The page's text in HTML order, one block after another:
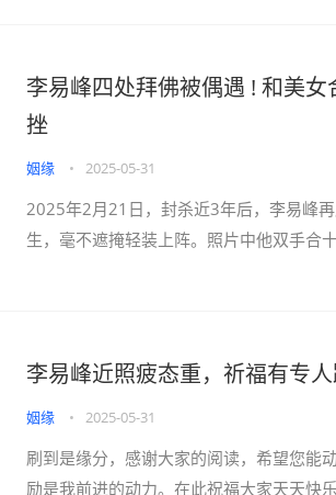
李易峰四处拜佛被偶遇 ! 和美
挫
姻缘 • 2025-05-31
2025年2月21日，封杀近3年后，李易峰
生，毫不遮掩轻装上阵。照片中他双手合
李易峰近照疲态重，祈福有专
姻缘 • 2025-05-31
刷到是缘分，感谢大家的阅读，希望您能
励是我前进的动力。在此祝福大家天天快